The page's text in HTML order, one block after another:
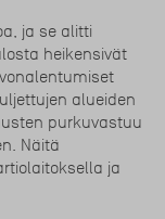
ja se alitti
heikensivät
alueiden
purkuvastuu
Näitä
ja